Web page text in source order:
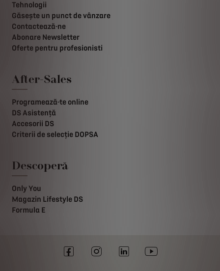
Tehnologii
Găsește un punct de vânzare
Contactează-ne
Abonare Newsletter
Oferte pentru profesionisti
After-Sales
Programează-te online
DS Asistență
Accesorii DS
Criterii de selecție DOPSA
Descoperă
Only You
Magazin Lifestyle DS
Formula E